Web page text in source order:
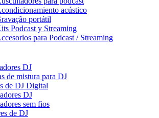
acústico
portátil
Podcast y Streaming
para Podcast / Streaming
DJ
de mistura para DJ
de DJ Digital
DJ
sem fios
de DJ